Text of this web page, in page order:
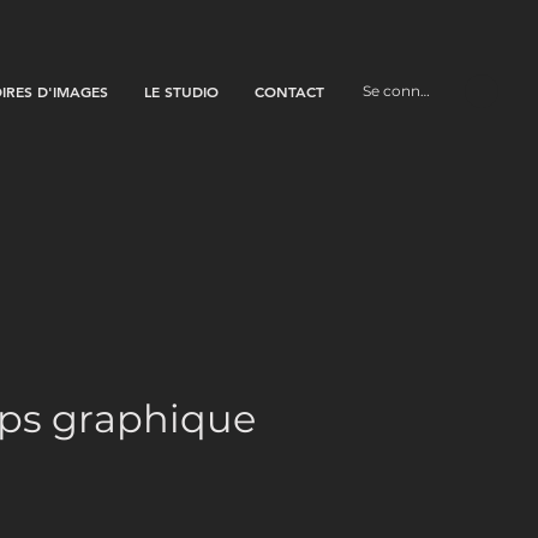
D'IMAGES LE STUDIO CONTACT Se connecter
graphique